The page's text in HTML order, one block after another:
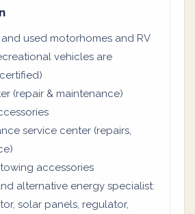
used motorhomes and RV
vehicles are
(repair & maintenance)
service center (repairs,
accessories
alternative energy specialist:
solar panels, regulator,